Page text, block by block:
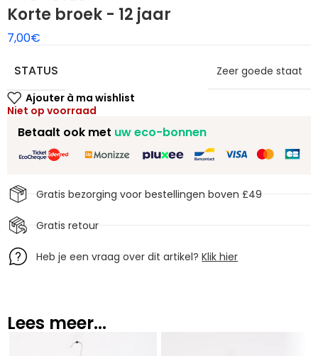
Korte broek - 12 jaar
7,00€
STATUS
Zeer goede staat
Niet op voorraad
Gratis bezorging voor bestellingen boven £49
Gratis retour
Heb je een vraag over dit artikel?Klik hier
Betaalt ook met uw eco-bonnen
Lees meer...